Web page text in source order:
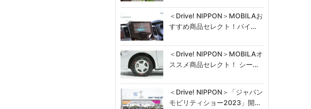
＜Drive! NIPPON＞MOBILAお
すすめ商品セレクト！パイ…
＜Drive! NIPPON＞MOBILAオ
ススメ商品セレクト！ シー…
＜Drive! NIPPON＞「ジャパン
モビリティショー2023」開…